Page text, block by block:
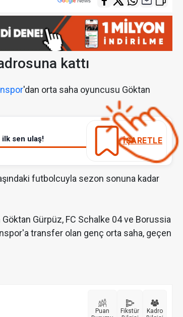
kattı
'dan orta saha oyuncusu Göktan
ilk sen ulaş! İŞARETLE
futbolcuyla sezon sonuna kadar
Gürpüz, FC Schalke 04 ve Borussia
transfer olan genç orta saha, geçen
Puan
Fikstür
Kadro